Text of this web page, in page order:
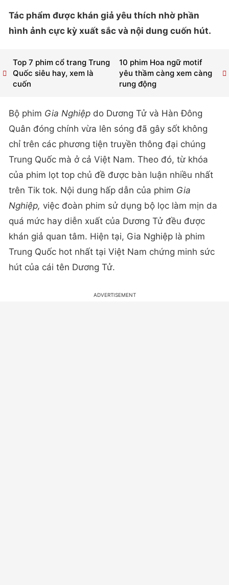
Tác phẩm được khán giả yêu thích nhờ phần
hình ảnh cực kỳ xuất sắc và nội dung cuốn hút.
10 phim Hoa ngữ motif
yêu thầm càng xem càng
rung động
Top 7 phim cổ trang Trung
Quốc siêu hay, xem là
cuốn
Bộ phim Gia Nghiệp do Dương Tử và Hàn Đông
Quân đóng chính vừa lên sóng đã gây sốt không
chỉ trên các phương tiện truyền thông đại chúng
Trung Quốc mà ở cả Việt Nam. Theo đó, từ khóa
của phim lọt top chủ đề được bàn luận nhiều nhất
trên Tik tok. Nội dung hấp dẫn của phim Gia
Nghiệp, việc đoàn phim sử dụng bộ lọc làm mịn da
quá mức hay diễn xuất của Dương Tử đều được
khán giả quan tâm. Hiện tại, Gia Nghiệp là phim
Trung Quốc hot nhất tại Việt Nam chứng minh sức
hút của cái tên Dương Tử.